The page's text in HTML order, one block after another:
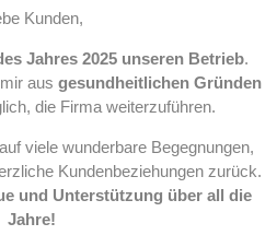
Kunden,
Jahres 2025 unseren Betrieb.
aus gesundheitlichen Gründen
die Firma weiterzuführen.
viele wunderbare Begegnungen,
Kundenbeziehungen zurück.
und Unterstützung über all die
Jahre!